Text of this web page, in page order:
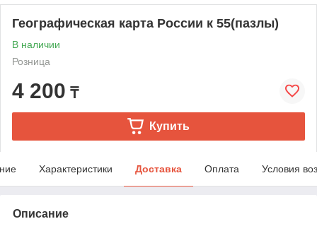
Географическая карта России к 55(пазлы)
В наличии
Розница
4 200 ₸
Купить
Характеристики Доставка Оплата Условия
Описание